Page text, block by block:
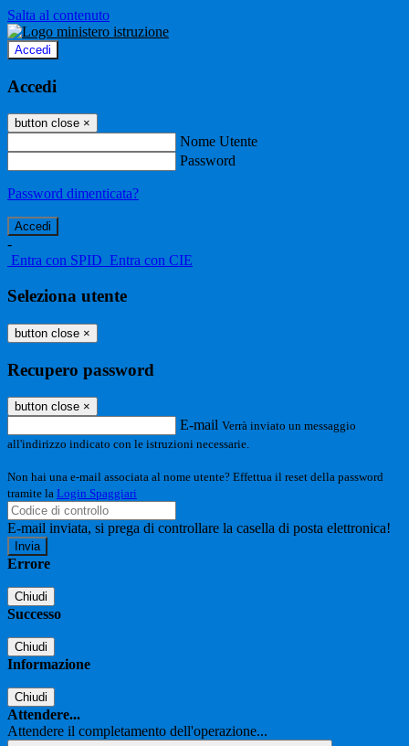
Salta al contenuto
Accedi
Accedi
button close ×
Nome Utente
Password
Password dimenticata?
-
Entra con SPID Entra con CIE
Seleziona utente
button close ×
Recupero password
button close ×
E-mail Verrà inviato un messaggio
all'indirizzo indicato con le istruzioni necessarie.
Non hai una e-mail associata al nome utente? Effettua il reset della password
tramite la Login Spaggiari
E-mail inviata, si prega di controllare la casella di posta elettronica!
Errore
Chiudi
Successo
Chiudi
Informazione
Chiudi
Attendere...
Attendere il completamento dell'operazione...